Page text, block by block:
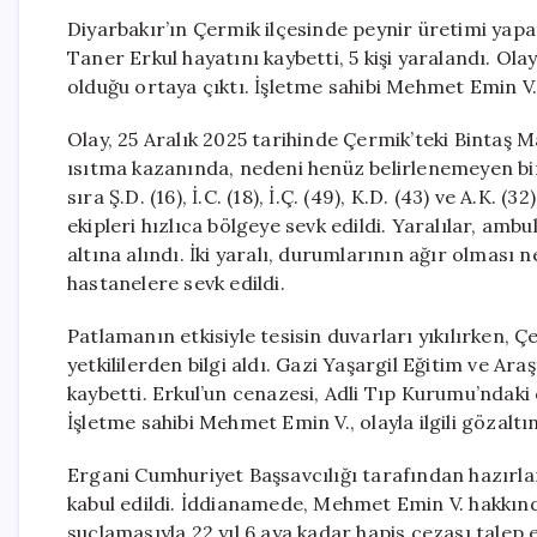
Diyarbakır’ın Çermik ilçesinde peynir üretimi
Taner Erkul hayatını kaybetti, 5 kişi yaralandı.
olduğu ortaya çıktı. İşletme sahibi Mehmet Emin
Olay, 25 Aralık 2025 tarihinde Çermik’teki Bintaş
ısıtma kazanında, nedeni henüz belirlenemeyen
sıra Ş.D. (16), İ.C. (18), İ.Ç. (49), K.D. (43) ve A.K.
ekipleri hızlıca bölgeye sevk edildi. Yaralılar,
altına alındı. İki yaralı, durumlarının ağır
hastanelere sevk edildi.
Patlamanın etkisiyle tesisin duvarları yıkılırken,
yetkililerden bilgi aldı. Gazi Yaşargil Eğitim ve
kaybetti. Erkul’un cenazesi, Adli Tıp
İşletme sahibi Mehmet Emin V., olayla ilgili
Ergani Cumhuriyet Başsavcılığı tarafından
kabul edildi. İddianamede, Mehmet Emin V.
suçlamasıyla 22 yıl 6 aya kadar hapis cezası